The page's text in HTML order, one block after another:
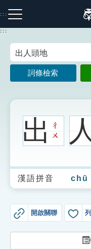
到
主
:::
注音索引圖示 筆
生字詞彙表
成語故事
索引選單
:::
詞條檢索
出ㄔ
ㄨ
漢語拼音 chū
開啟關聯